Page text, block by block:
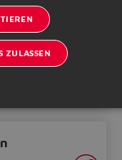
mit
im DIN-
Konfigurieren
ZULASSEN